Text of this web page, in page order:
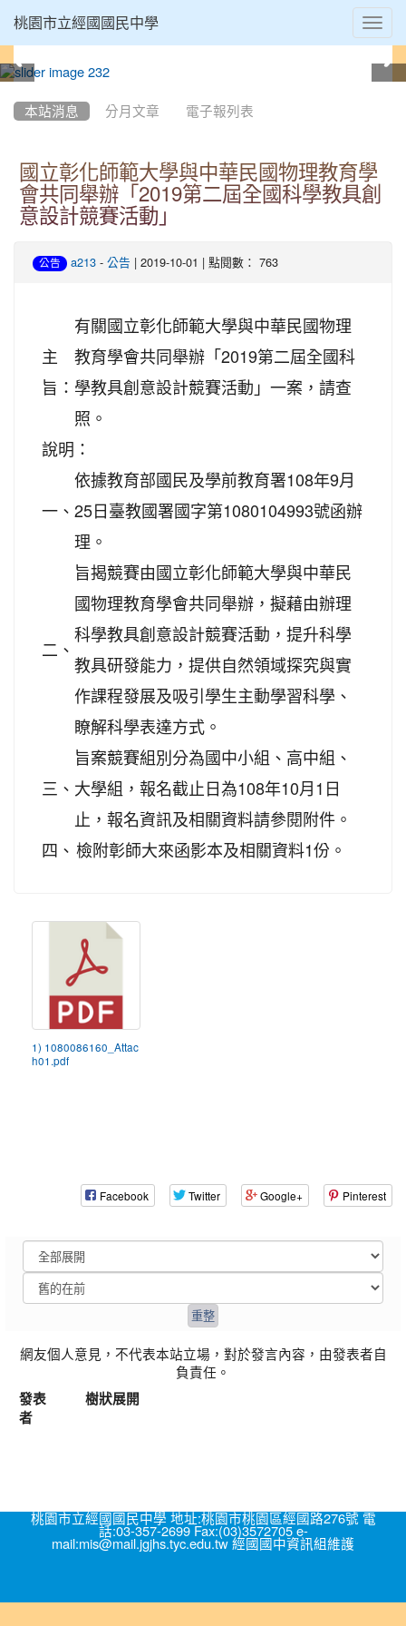
桃園市立經國國民中學
本站消息 分月文章 電子報列表
國立彰化師範大學與中華民國物理教育學
會共同舉辦「2019第二屆全國科學教具創
意設計競賽活動」
公告 a213 - 公告 | 2019-10-01 | 點閱數： 763
主
旨：
有關國立彰化師範大學與中華民國物理
教育學會共同舉辦「2019第二屆全國科
學教具創意設計競賽活動」一案，請查
照。
說明：
一、
依據教育部國民及學前教育署108年9月
25日臺教國署國字第1080104993號函辦
理。
二、
旨揭競賽由國立彰化師範大學與中華民
國物理教育學會共同舉辦，擬藉由辦理
科學教具創意設計競賽活動，提升科學
教具研發能力，提供自然領域探究與實
作課程發展及吸引學生主動學習科學、
瞭解科學表達方式。
三、
旨案競賽組別分為國中小組、高中組、
大學組，報名截止日為108年10月1日
止，報名資訊及相關資料請參閱附件。
四、 檢附彰師大來函影本及相關資料1份。
1) 1080086160_Attac
h01.pdf
Facebook Twitter Google+ Pinterest
網友個人意見，不代表本站立場，對於發言內容，由發表者自
負責任。
發表
者
樹狀展開
桃園市立經國國民中學 地址:桃園市桃園區經國路276號 電
話:03-357-2699 Fax:(03)3572705 e-
mail:mis@mail.jgjhs.tyc.edu.tw 經國國中資訊組維護